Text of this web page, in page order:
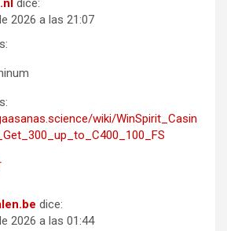
dice:
2026 a las 21:07
wiki/WinSpirit_Casin
dice:
2026 a las 01:44